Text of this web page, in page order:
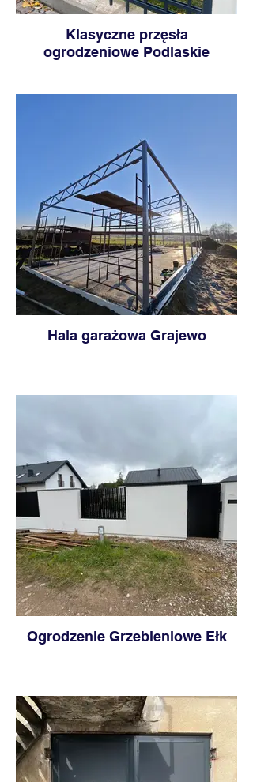
Klasyczne przęsła
ogrodzeniowe Podlaskie
Hala garażowa Grajewo
Ogrodzenie Grzebieniowe Ełk